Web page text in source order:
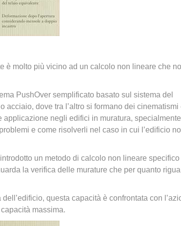
è molto più vicino ad un calcolo non lineare che
PushOver semplificato basato sul sistema del
acciaio, dove tra l’altro si formano dei cinematismi
negli edifici in muratura,
e come risolverli nel caso in cui l’edificio
un metodo di calcolo non lineare specifico
la verifica delle murature che per quanto
questa capacità è confrontata con
massima.